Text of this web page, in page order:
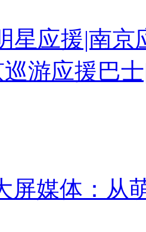
星应援|南
游应援巴
屏媒体：从